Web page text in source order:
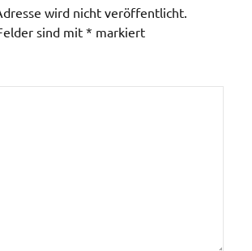
wird nicht veröffentlicht.
sind mit * markiert